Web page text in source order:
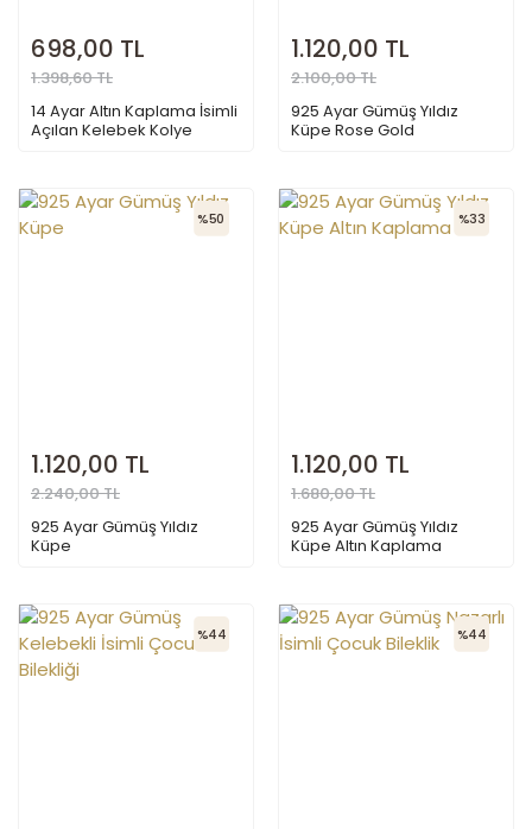
698,00 TL
1.398,60 TL
14 Ayar Altın Kaplama İsimli
Açılan Kelebek Kolye
1.120,00 TL
2.100,00 TL
925 Ayar Gümüş Yıldız
Küpe Rose Gold
%50
1.120,00 TL
2.240,00 TL
925 Ayar Gümüş Yıldız
Küpe
%33
1.120,00 TL
1.680,00 TL
925 Ayar Gümüş Yıldız
Küpe Altın Kaplama
%44 %44